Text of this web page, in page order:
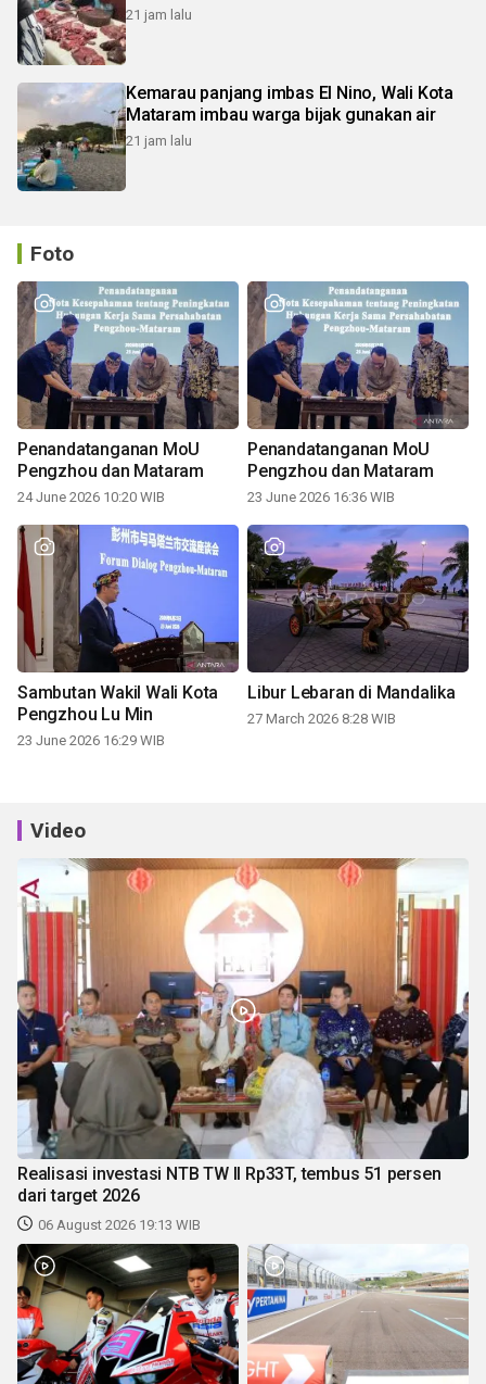
21 jam lalu
Kemarau panjang imbas El Nino, Wali Kota
Mataram imbau warga bijak gunakan air
21 jam lalu
Foto
Penandatanganan MoU
Pengzhou dan Mataram
24 June 2026 10:20 WIB
Penandatanganan MoU
Pengzhou dan Mataram
23 June 2026 16:36 WIB
Sambutan Wakil Wali Kota
Pengzhou Lu Min
23 June 2026 16:29 WIB
Libur Lebaran di Mandalika
27 March 2026 8:28 WIB
Video
Realisasi investasi NTB TW II Rp33T, tembus 51 persen
dari target 2026
06 August 2026 19:13 WIB